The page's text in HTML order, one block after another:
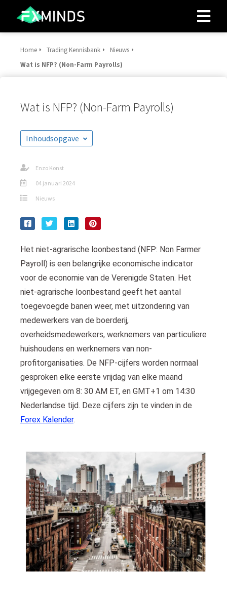
Home Trading Kennisbank
Nieuws
Wat is NFP? (Non-Farm Payrolls)
Wat is NFP? (Non-Farm Payrolls)
Inhoudsopgave
Enzo Konst
04 januari 2024
Nieuws
Het niet-agrarische loonbestand (NFP: Non Farmer
Payroll) is een belangrijke economische indicator
voor de economie van de Verenigde Staten. Het
niet-agrarische loonbestand geeft het aantal
toegevoegde banen weer, met uitzondering van
medewerkers van de boerderij,
overheidsmedewerkers, werknemers van particuliere
huishoudens en werknemers van non-
profitorganisaties. De NFP-cijfers worden normaal
gesproken elke eerste vrijdag van elke maand
vrijgegeven om 8: 30 AM ET, en GMT+1 om 14:30
Nederlandse tijd. Deze cijfers zijn te vinden in de
Forex Kalender.
te
Ze
gebruikt
deze
kan de
worden
over
van
op
te
Hierdoor
website-
van